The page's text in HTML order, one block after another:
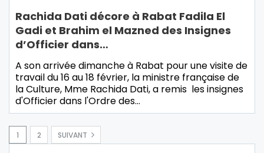
Rachida Dati décore à Rabat Fadila El
Gadi et Brahim el Mazned des Insignes
d’Officier dans…
A son arrivée dimanche à Rabat pour une visite de
travail du 16 au 18 février, la ministre française de
la Culture, Mme Rachida Dati, a remis les insignes
d'Officier dans l'Ordre des…
1 2 SUIVANT